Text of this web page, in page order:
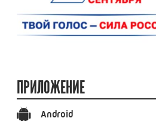
ПРИЛОЖЕНИЕ
Android